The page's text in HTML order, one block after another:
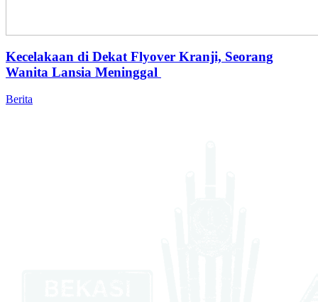
Kecelakaan di Dekat Flyover Kranji, Seorang
Wanita Lansia Meninggal
Berita